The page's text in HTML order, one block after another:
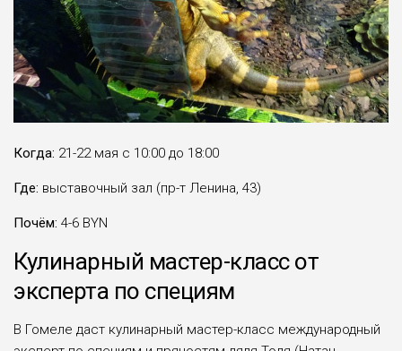
Когда: 21-22 мая с 10:00 до 18:00
Где: выставочный зал (пр-т Ленина, 43)
Почём: 4-6 BYN
Кулинарный мастер-класс от
эксперта по специям
В Гомеле даст кулинарный мастер-класс международный